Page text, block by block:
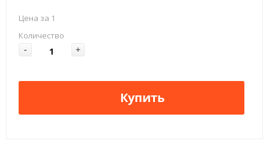
Цена за 1
Количество
- +
Купить